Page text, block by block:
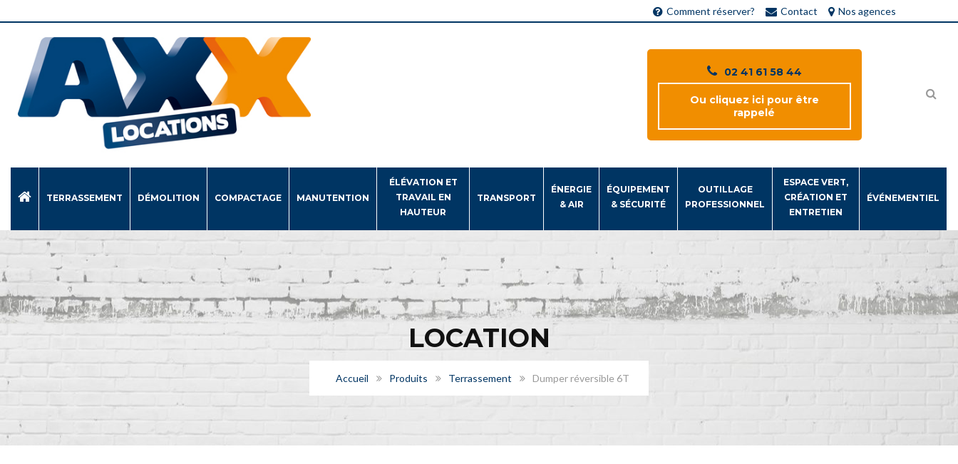
Comment réserver? Contact Nos agences
02 41 61 58 44
Ou cliquez ici pour être
rappelé
TERRASSEMENT DÉMOLITION COMPACTAGE MANUTENTION
ÉLÉVATION ET
TRAVAIL EN
HAUTEUR
TRANSPORT
ÉNERGIE
& AIR
ÉQUIPEMENT
& SÉCURITÉ
OUTILLAGE
PROFESSIONNEL
ESPACE VERT,
CRÉATION ET
ENTRETIEN
ÉVÉNEMENTIEL
LOCATION
Accueil Produits Terrassement Dumper réversible 6T